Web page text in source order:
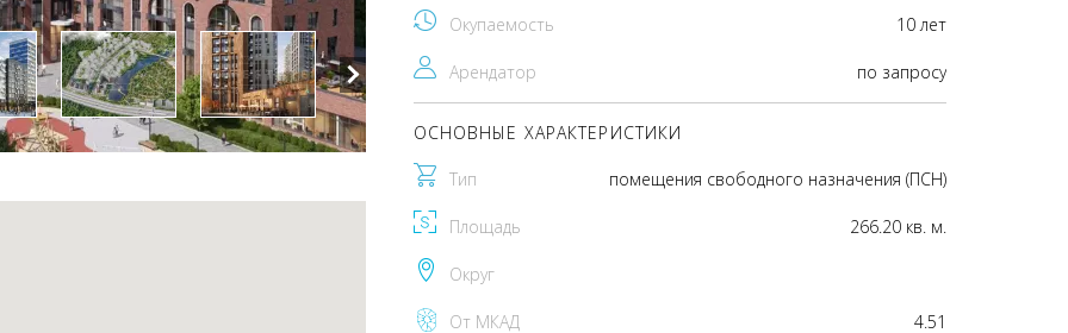
Окупаемость 10 лет
Арендатор по запросу
ОСНОВНЫЕ ХАРАКТЕРИСТИКИ
Тип помещения свободного назначения (ПСН)
Площадь 266.20 кв. м.
Округ
От МКАД 4.51